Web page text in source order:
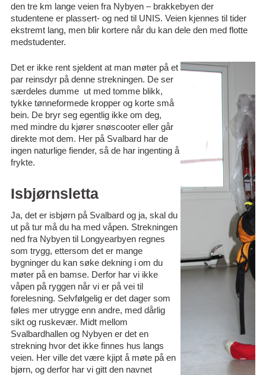
den tre km lange veien fra Nybyen – brakkebyen der
studentene er plassert- og ned til UNIS. Veien kjennes til tider
ekstremt lang, men blir kortere når du kan dele den med flotte
medstudenter.
Det er ikke rent sjeldent at man møter på et
par reinsdyr på denne strekningen. De ser
særdeles dumme ut med tomme blikk,
tykke tønneformede kropper og korte små
bein. De bryr seg egentlig ikke om deg,
med mindre du kjører snøscooter eller går
direkte mot dem. Her på Svalbard har de
ingen naturlige fiender, så de har ingenting å
frykte.
Isbjørnsletta
Ja, det er isbjørn på Svalbard og ja, skal du
ut på tur må du ha med våpen. Strekningen
ned fra Nybyen til Longyearbyen regnes
som trygg, ettersom det er mange
bygninger du kan søke dekning i om du
møter på en bamse. Derfor har vi ikke
våpen på ryggen når vi er på vei til
forelesning. Selvfølgelig er det dager som
føles mer utrygge enn andre, med dårlig
sikt og ruskevær. Midt mellom
Svalbardhallen og Nybyen er det en
strekning hvor det ikke finnes hus langs
veien. Her ville det være kjipt å møte på en
bjørn, og derfor har vi gitt den navnet